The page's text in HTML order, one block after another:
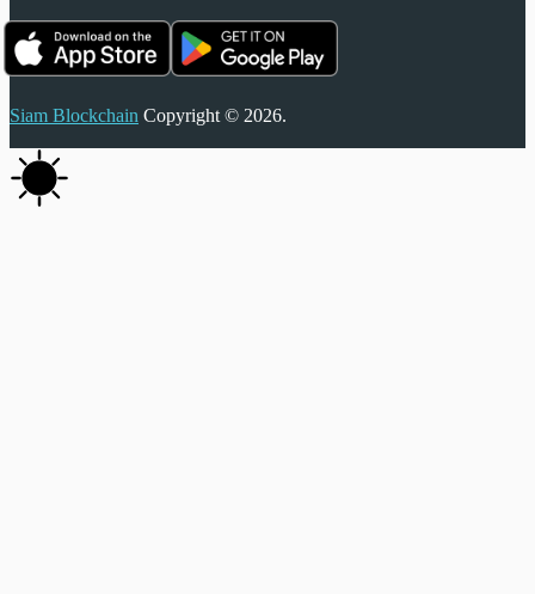
Siam Blockchain Copyright © 2026.